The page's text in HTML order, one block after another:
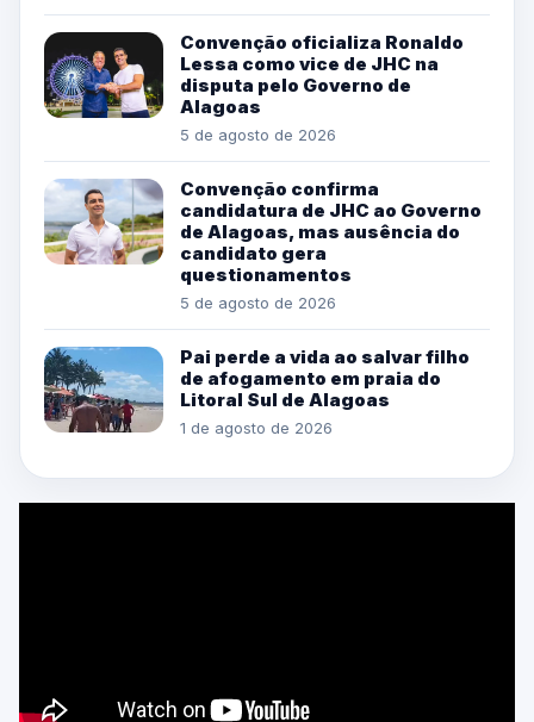
Convenção oficializa Ronaldo
Lessa como vice de JHC na
disputa pelo Governo de
Alagoas
5 de agosto de 2026
Convenção confirma
candidatura de JHC ao Governo
de Alagoas, mas ausência do
candidato gera
questionamentos
5 de agosto de 2026
Pai perde a vida ao salvar filho
de afogamento em praia do
Litoral Sul de Alagoas
1 de agosto de 2026